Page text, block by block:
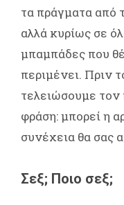
τα πράγματα από
αλλά κυρίως σε
μπαμπάδες που
περιμένει. Πριν
τελειώσουμε
φράση: μπορεί η
συνέχεια θα σας
Σεξ; Ποιο σεξ;